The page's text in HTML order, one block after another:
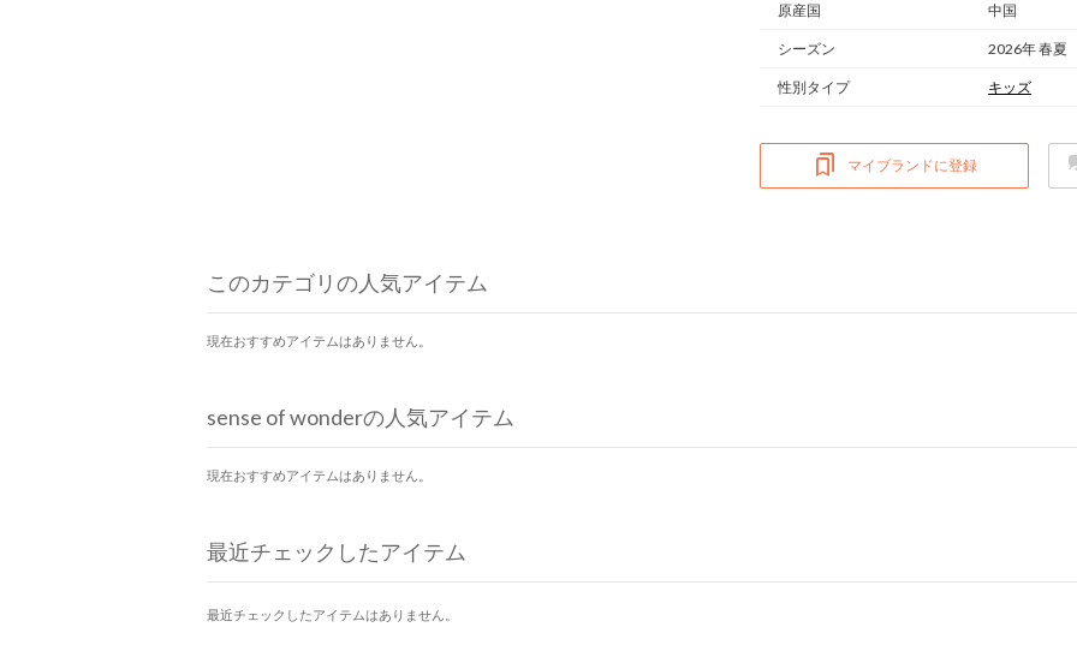
原産国 中国
シーズン 2026年 春夏
性別タイプ キッズ
マイブランドに登録
このカテゴリの人気アイテム
現在おすすめアイテムはありません。
sense of wonderの人気アイテム
現在おすすめアイテムはありません。
最近チェックしたアイテム
最近チェックしたアイテムはありません。